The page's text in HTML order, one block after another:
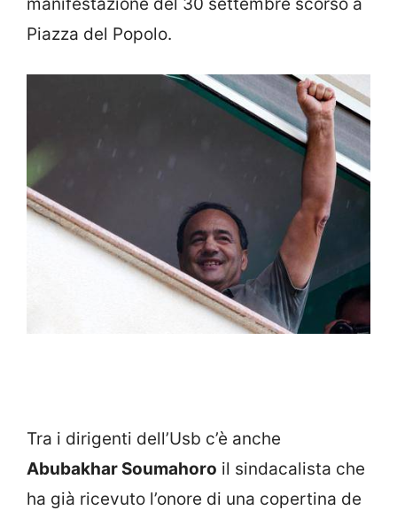
Piazza del Popolo.
Tra i dirigenti dell’Usb c’è anche
Abubakhar Soumahoro il sindacalista che
ha già ricevuto l’onore di una copertina de